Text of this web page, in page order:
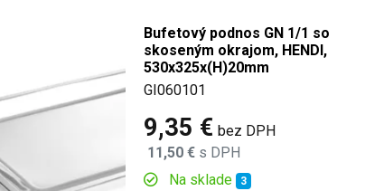
Bufetový podnos GN 1/1 so
skoseným okrajom, HENDI,
530x325x(H)20mm
GI060101
9,35 € bez DPH
11,50 € s DPH
Na sklade 3